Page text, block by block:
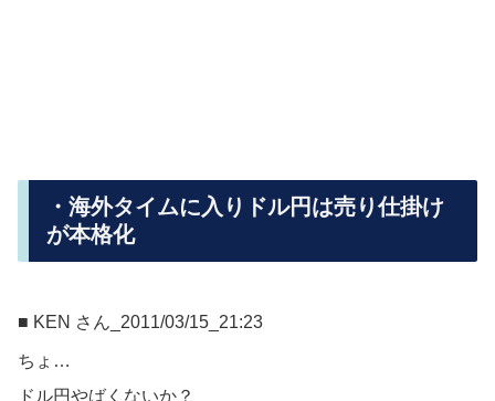
・海外タイムに入りドル円は売り仕掛け
が本格化
■ KEN さん_2011/03/15_21:23
ちょ…
ドル円やばくないか？